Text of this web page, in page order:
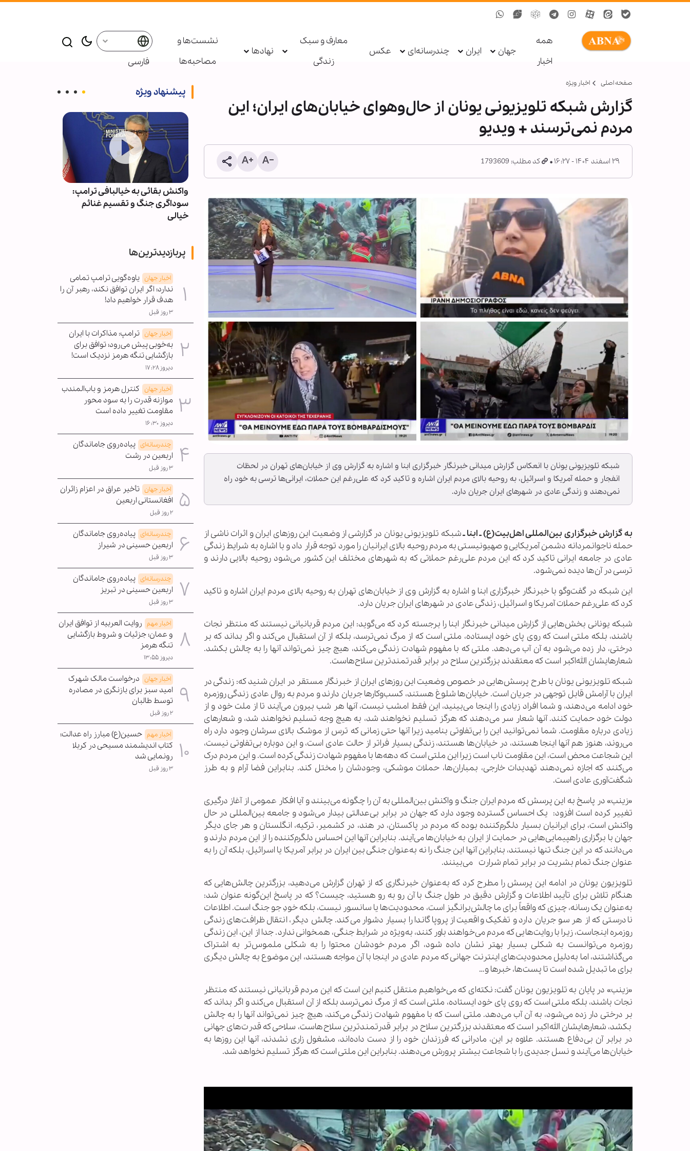
همه
اخبار
جهان ایران چندرسانه‌ای عکس
معارف و سبک
زندگی
نهادها
نشست‌ها و
مصاحبه‌ها
فارسی
صفحه اصلی اخبار ویژه
گزارش شبکه تلویزیونی یونان از حال‌وهوای خیابان‌های ایران؛ این
مردم نمی‌ترسند + ویدیو
۲۹ اسفند ۱۴۰۴ - ۱۶:۲۷ کد مطلب: 1793609
شبکه تلویزیونی یونان با انعکاس گزارش‌ میدانی خبرنگار خبرگزاری ابنا و اشاره به گزارش وی از خیابان‌های تهران در لحظات
انفجار و حمله آمریکا و اسرائیل، به روحیه بالای مردم ایران اشاره و تاکید کرد که علی‌رغم این حملات، ایرانی‌ها ترسی به خود راه
نمی‌دهند و زندگی عادی در شهرهای ایران جریان دارد.
به گزارش خبرگزاری بین‌المللی اهل‌بیت(ع) ـ ابنا ـشبکه تلویزیونی یونان در گزارشی از وضعیت این روزهای ایران و اثرات ناشی از
حمله ناجوانمردانه دشمن آمریکایی و صهیونیستی به مردم روحیه بالای ایرانیان را مورد توجه قرار داد و با اشاره به شرایط زندگی
عادی در جامعه ایرانی تاکید کرد که این مردم علی‌رغم حملاتی که به شهرهای مختلف این کشور می‌شود روحیه بالایی دارند و
ترسی در آن‌ها دیده نمی‌شود.
این شبکه در گفت‌وگو با خبرنگار خبرگزاری ابنا و اشاره به گزارش وی از خیابان‌های تهران به روحیه بالای مردم ایران اشاره و تاکید
کرد که علی‌رغم حملات آمریکا و اسرائیل، زندگی عادی در شهرهای ایران جریان دارد.
شبکه یونانی بخش‌هایی از گزارش میدانی خبرنگار ابنا را برجسته کرد که می‌گوید: این مردم قربانیانی نیستند که منتظر نجات
باشند، بلکه ملتی است که روی پای خود ایستاده، ملتی است که از مرگ نمی‌ترسد، بلکه از آن استقبال می‌کند و اگر بداند که بر
درختی، دار زده می‌شود به آن آب می‌دهد. ملتی که با مفهوم شهادت زندگی می‌کند، هیچ چیز نمی‌تواند آنها را به چالش بکشد.
شعارهایشان الله‌اکبر است که معتقدند بزرگترین سلاح در برابر قدرتمندترین سلاح‌هاست.
شبکه تلویزیونی یونان با طرح پرسش‌هایی در خصوص وضعیت این روزهای ایران از خبرنگار مستقر در ایران شنید که: زندگی در
ایران با آرامش قابل توجهی در جریان است. خیابان‌ها شلوغ هستند، کسب‌وکارها جریان دارند و مردم به روال عادی زندگی روزمره
خود ادامه می‌دهند، و شما افراد زیادی را اینجا می‌بینید، این فقط امشب نیست، آنها هر شب بیرون می‌آیند تا از ملت خود و از
دولت خود حمایت کنند. آنها شعار سر می‌دهند که هرگز تسلیم نخواهند شد، به هیچ وجه تسلیم نخواهند شد، و شعارهای
زیادی درباره مقاومت. شما نمی‌توانید این را بی‌تفاوتی بنامید زیرا آنها حتی زمانی که ترس از موشک بالای سرشان وجود دارد راه
می‌روند، هنوز هم آنها اینجا هستند، در خیابان‌ها هستند، زندگی بسیار فراتر از حالت عادی است، و این دوباره بی‌تفاوتی نیست،
این شجاعت محض است، این مقاومت ناب است زیرا این ملتی است که دهه‌ها با مفهوم شهادت زندگی کرده است. و این مردم درک
می‌کنند که اجازه نمی‌دهند تهدیدات خارجی، بمباران‌ها، حملات موشکی، وجودشان را مختل کند. بنابراین فضا آرام و به طرز
شگفت‌آوری عادی است.
«زینب» در پاسخ به این پرسش که مردم ایران جنگ و واکنش بین‌المللی به آن را چگونه می‌بینند و آیا افکار عمومی از آغاز درگیری
تغییر کرده است افزود: یک احساس گسترده وجود دارد که جهان در برابر بی‌عدالتی بیدار می‌شود و جامعه بین‌المللی در حال
واکنش است، برای ایرانیان بسیار دلگرم‌کننده بوده که مردم در پاکستان، در هند، در کشمیر، ترکیه، انگلستان و هر جای دیگر
جهان با برگزاری راهپیمایی‌هایی در حمایت از ایران به خیابان‌ها می‌آیند. بنابراین آنها این احساس دلگرم‌کننده را از این مردم دارند و
می‌دانند که در این جنگ تنها نیستند، بنابراین آنها این جنگ را نه به‌عنوان جنگی بین ایران در برابر آمریکا یا اسرائیل، بلکه آن را به
عنوان جنگ تمام بشریت در برابر تمام شرارت می‌بینند.
تلویزیون یونان در ادامه این پرسش را مطرح کرد که به‌عنوان خبرنگاری که از تهران گزارش می‌دهید، بزرگترین چالش‌هایی که
هنگام تلاش برای تأیید اطلاعات و گزارش دقیق در طول جنگ با آن رو به رو هستید، چیست؟ که در پاسخ این‌گونه عنوان شد:
به‌عنوان یک رسانه، چیزی که واقعاً برای ما چالش‌برانگیز است، محدودیت‌ها یا سانسور نیست، بلکه خودِ جو جنگ است. اطلاعات
نادرستی که از هر سو جریان دارد و تفکیک واقعیت از پروپاگاندا را بسیار دشوار می‌کند. چالش دیگر، انتقال ظرافت‌های زندگی
روزمره اینجاست، زیرا با روایت‌هایی که مردم می‌خواهند باور کنند، به‌ویژه در شرایط جنگی، همخوانی ندارد. جدا از این، این زندگی
روزمره می‌توانست به شکلی بسیار بهتر نشان داده شود، اگر مردم خودشان محتوا را به شکلی ملموس‌تر به اشتراک
می‌گذاشتند، اما به‌دلیل محدودیت‌های اینترنت جهانی که مردم عادی در اینجا با آن مواجه هستند، این موضوع به چالش دیگری
برای ما تبدیل شده است تا پست‌ها، خبرها و…
«زینب» در پایان به تلویزیون یونان گفت: نکته‌ای که می‌خواهیم منتقل کنیم این است که این مردم قربانیانی نیستند که منتظر
نجات باشند، بلکه ملتی است که روی پای خود ایستاده، ملتی است که از مرگ نمی‌ترسد بلکه از آن استقبال می‌کند و اگر بداند که
بر درختی دار زده می‌شود، به آن آب می‌دهد. ملتی است که با مفهوم شهادت زندگی می‌کند، هیچ چیز نمی‌تواند آنها را به چالش
بکشد، شعارهایشان الله‌اکبر است که معتقدند بزرگترین سلاح در برابر قدرتمندترین سلاح‌هاست، سلاحی که قدرت‌های جهانی
در برابر آن بی‌دفاع هستند. علاوه بر این، مادرانی که فرزندان خود را از دست داده‌اند، مشغول زاری نشدند، آنها این روزها به
خیابان‌ها می‌آیند و نسل جدیدی را با شجاعت بیشتر پرورش می‌دهند. بنابراین این ملتی است که هرگز تسلیم نخواهد شد.
پیشنهاد ویژه
حامیان عاشورا - ۱۳
واکنش بقائی به خیالبافی ترامپ:
سوداگری جنگ و تقسیم غنائم
خیالی
پربازدیدترین‌ها
اخبار جهان یاوه‌گویی ترامپ تمامی
ندارد؛ اگر ایران توافق نکند، رهبر آن را
هدف قرار خواهیم داد!
۳ روز قبل
اخبار جهان ترامپ: مذاکرات با ایران
به‌خوبی پیش می‌رود؛ توافق برای
بازگشایی تنگه هرمز نزدیک است!
دیروز ۱۷:۲۸
اخبار جهان کنترل هرمز و باب‌المندب
موازنه قدرت را به سود محور
مقاومت تغییر داده است
دیروز ۱۶:۳۰
چندرسانه‌ای پیاده‌روی جاماندگان
اربعین در رشت
۳ روز قبل
اخبار جهان تأخیر عراق در اعزام زائران
افغانستانی اربعین
۲ روز قبل
چندرسانه‌ای پیاده‌روی جاماندگان
اربعین حسینی در شیراز
۳ روز قبل
چندرسانه‌ای پیاده‌روی جاماندگان
اربعین حسینی در تبریز
۳ روز قبل
اخبار مهم روایت العربیه از توافق ایران
و عمان؛ جزئیات و شروط بازگشایی
تنگه هرمز
دیروز ۱۳:۵۵
اخبار جهان درخواست مالک شهرک
امید سبز برای بازنگری در مصادره
توسط طالبان
۲ روز قبل
اخبار مهم حسین(ع) مبارز راه عدالت؛
کتاب اندیشمند مسیحی در کربلا
رونمایی شد
۳ روز قبل